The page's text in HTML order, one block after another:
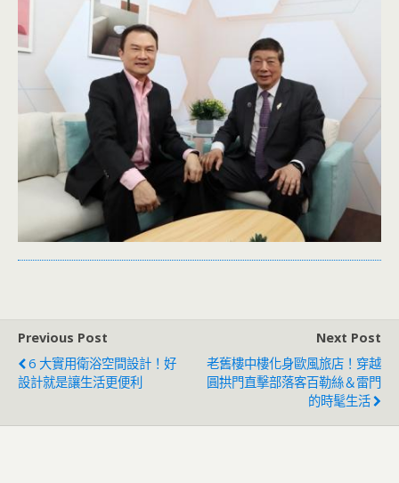
Previous Post
6 大實用衛浴空間設計！好
設計就是讓生活更便利
Next Post
老舊樓中樓化身歐風旅店！穿越
圓拱門直擊部落客百勒絲＆雷門
的時髦生活